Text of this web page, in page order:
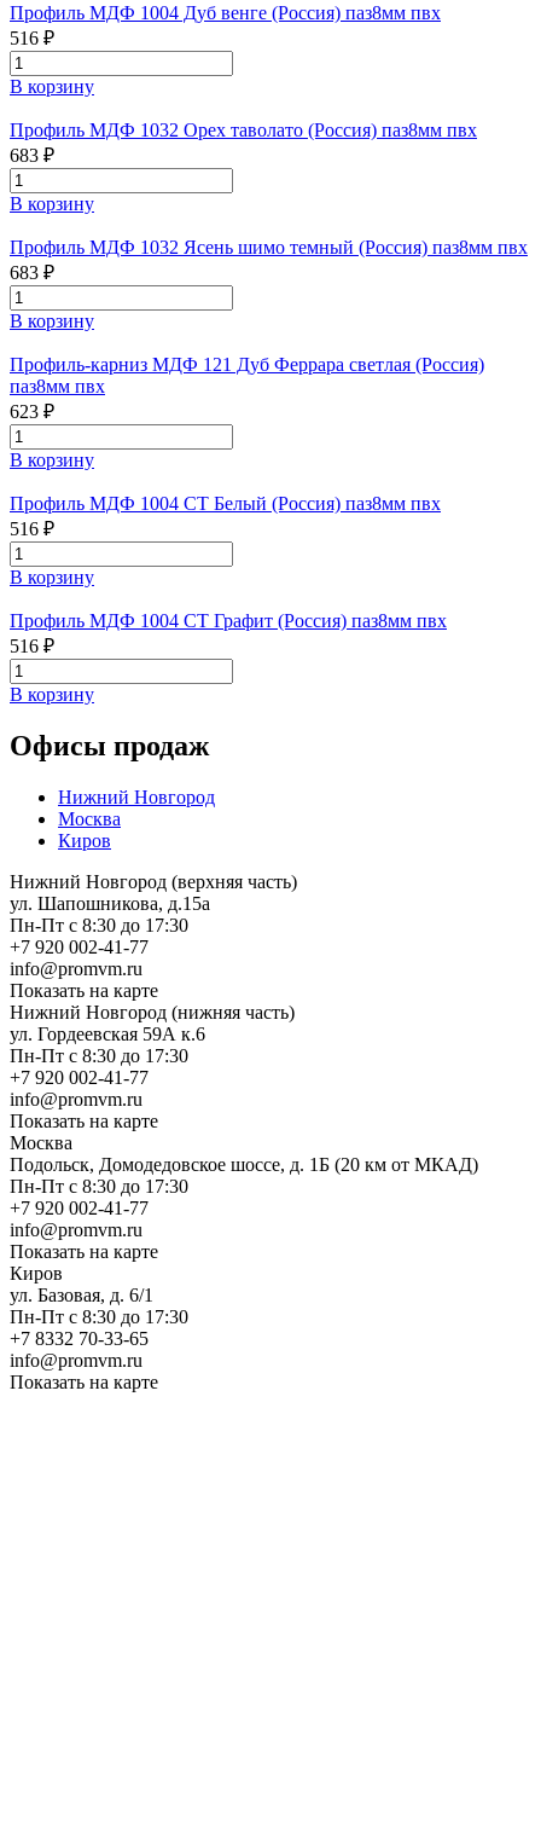
Профиль МДФ 1004 Дуб венге (Россия) паз8мм пвх
516 ₽
В корзину
Профиль МДФ 1032 Орех таволато (Россия) паз8мм пвх
683 ₽
В корзину
Профиль МДФ 1032 Ясень шимо темный (Россия) паз8мм пвх
683 ₽
В корзину
Профиль-карниз МДФ 121 Дуб Феррара светлая (Россия)
паз8мм пвх
623 ₽
В корзину
Профиль МДФ 1004 СТ Белый (Россия) паз8мм пвх
516 ₽
В корзину
Профиль МДФ 1004 СТ Графит (Россия) паз8мм пвх
516 ₽
В корзину
Офисы продаж
Нижний Новгород
Москва
Киров
Нижний Новгород (верхняя часть)
ул. Шапошникова, д.15а
Пн-Пт с 8:30 до 17:30
+7 920 002-41-77
info@promvm.ru
Показать на карте
Нижний Новгород (нижняя часть)
ул. Гордеевская 59А к.6
Пн-Пт с 8:30 до 17:30
+7 920 002-41-77
info@promvm.ru
Показать на карте
Москва
Подольск, Домодедовское шоссе, д. 1Б (20 км от МКАД)
Пн-Пт с 8:30 до 17:30
+7 920 002-41-77
info@promvm.ru
Показать на карте
Киров
ул. Базовая, д. 6/1
Пн-Пт с 8:30 до 17:30
+7 8332 70-33-65
info@promvm.ru
Показать на карте